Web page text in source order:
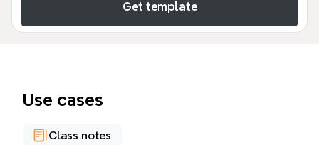
Get template
Use cases
Class notes